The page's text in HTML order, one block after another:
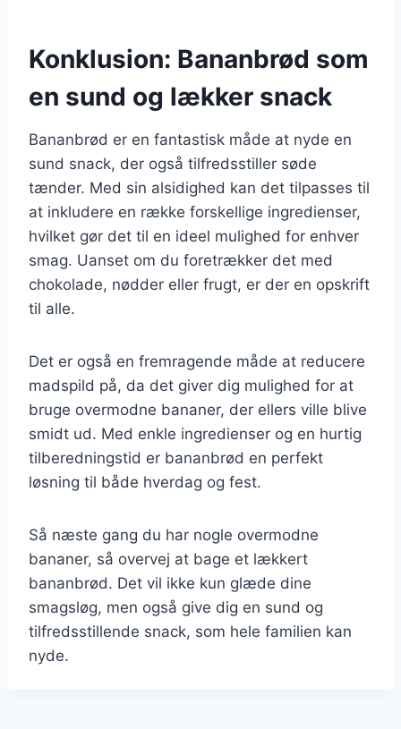
Konklusion: Bananbrød som
en sund og lækker snack
Bananbrød er en fantastisk måde at nyde en
sund snack, der også tilfredsstiller søde
tænder. Med sin alsidighed kan det tilpasses til
at inkludere en række forskellige ingredienser,
hvilket gør det til en ideel mulighed for enhver
smag. Uanset om du foretrækker det med
chokolade, nødder eller frugt, er der en opskrift
til alle.
Det er også en fremragende måde at reducere
madspild på, da det giver dig mulighed for at
bruge overmodne bananer, der ellers ville blive
smidt ud. Med enkle ingredienser og en hurtig
tilberedningstid er bananbrød en perfekt
løsning til både hverdag og fest.
Så næste gang du har nogle overmodne
bananer, så overvej at bage et lækkert
bananbrød. Det vil ikke kun glæde dine
smagsløg, men også give dig en sund og
tilfredsstillende snack, som hele familien kan
nyde.